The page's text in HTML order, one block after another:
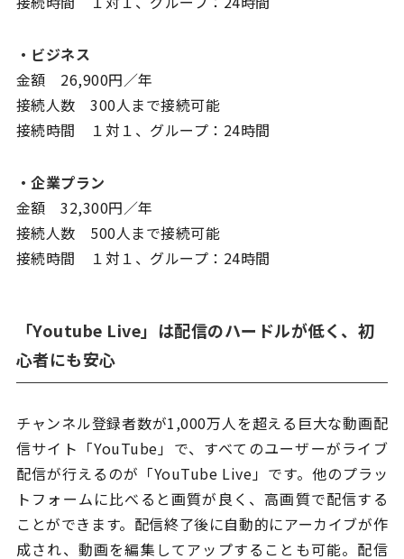
・ビジネス
金額 26,900円／年
接続人数 300人まで接続可能
接続時間 １対１、グループ：24時間
・企業プラン
金額 32,300円／年
接続人数 500人まで接続可能
接続時間 １対１、グループ：24時間
「Youtube Live」は配信のハードルが低く、初
心者にも安心
チャンネル登録者数が1,000万人を超える巨大な動画配
信サイト「YouTube」で、すべてのユーザーがライブ
配信が行えるのが「YouTube Live」です。他のプラッ
トフォームに比べると画質が良く、高画質で配信する
ことができます。配信終了後に自動的にアーカイブが作
成され、動画を編集してアップすることも可能。配信